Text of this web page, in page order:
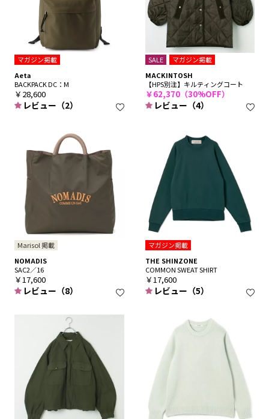
マガジン掲載
Aeta
BACKPACK DC：M
￥28,600
レビュー（2）
SALE
マガジン掲載
MACKINTOSH
【HPS別注】キルティングコート
￥62,370（30%OFF）
レビュー（4）
Marisol 掲載
NOMADIS
SAC2／16
￥17,600
レビュー（8）
マガジン掲載
THE SHINZONE
COMMON SWEAT SHIRT
￥17,600
レビュー（5）